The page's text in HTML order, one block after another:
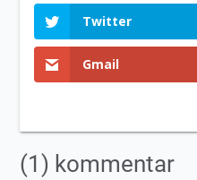
Twitter
Gmail
(1) kommentar